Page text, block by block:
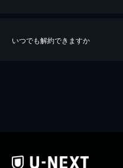
いつでも解約できますか